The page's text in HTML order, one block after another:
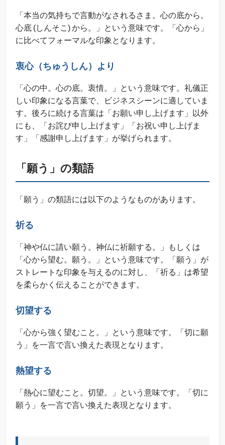
「本当の気持ちで言動がなされるさま。心の底から。
心底 (しんそこ) から。」という意味です。「心から」
に比べてフォーマルな印象となります。
衷心（ちゅうしん）より
「心の中。心の底。衷情。」という意味です。礼儀正
しい印象になる言葉で、ビジネスシーンに適していま
す。後ろに続ける言葉は「お願い申し上げます」以外
にも、「お詫び申し上げます」「お祝い申し上げま
す」「感謝申し上げます」が挙げられます。
「願う」の類語
「願う」の類語には以下のようなものがあります。
祈る
「神や仏に請い願う。神仏に祈願する。」もしくは
「心から望む。願う。」という意味です。「願う」が
ストレートな印象を与えるのに対し、「祈る」は希望
を柔らかく伝えることができます。
切望する
「心から強く望むこと。」という意味です。「切に願
う」を一言で言い換えた表現となります。
熱望する
「熱心に望むこと。切望。」という意味です。「切に
願う」を一言で言い換えた表現となります。